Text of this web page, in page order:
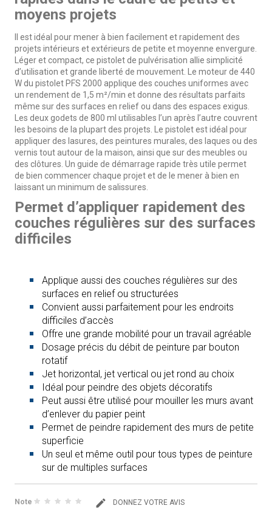
moyens projets
Il est idéal pour mener à bien facilement et rapidement des
projets intérieurs et extérieurs de petite et moyenne envergure.
Léger et compact, ce pistolet de pulvérisation allie simplicité
d’utilisation et grande liberté de mouvement. Le moteur de 440
W du pistolet PFS 2000 applique des couches uniformes avec
un rendement de 1,5 m²/min et donne des résultats parfaits
même sur des surfaces en relief ou dans des espaces exigus.
Les deux godets de 800 ml utilisables l’un après l’autre couvrent
les besoins de la plupart des projets. Le pistolet est idéal pour
appliquer des lasures, des peintures murales, des laques ou des
vernis tout autour de la maison, ainsi que sur des meubles ou
des clôtures. Un guide de démarrage rapide très utile permet
de bien commencer chaque projet et de le mener à bien en
laissant un minimum de salissures.
Permet d’appliquer rapidement des
couches régulières sur des surfaces
difficiles
Applique aussi des couches régulières sur des
surfaces en relief ou structurées
Convient aussi parfaitement pour les endroits
difficiles d’accès
Offre une grande mobilité pour un travail agréable
Dosage précis du débit de peinture par bouton
rotatif
Jet horizontal, jet vertical ou jet rond au choix
Idéal pour peindre des objets décoratifs
Peut aussi être utilisé pour mouiller les murs avant
d’enlever du papier peint
Permet de peindre rapidement des murs de petite
superficie
Un seul et même outil pour tous types de peinture
sur de multiples surfaces
Note DONNEZ VOTRE AVIS